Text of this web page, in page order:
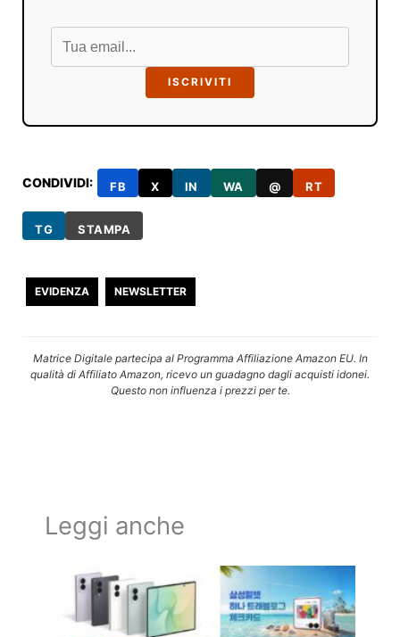
ISCRIVITI
CONDIVIDI: FB X IN WA @ RT
TG STAMPA
EVIDENZA NEWSLETTER
Matrice Digitale partecipa al Programma Affiliazione Amazon EU. In
qualità di Affiliato Amazon, ricevo un guadagno dagli acquisti idonei.
Questo non influenza i prezzi per te.
Leggi anche